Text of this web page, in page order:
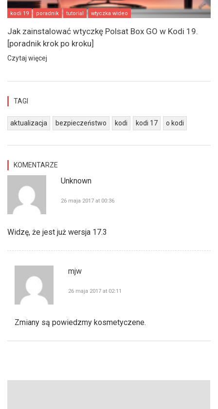
kodi 19 poradnik tutorial wtyczka wideo
Jak zainstalować wtyczkę Polsat Box GO w Kodi 19.
[poradnik krok po kroku]
Czytaj więcej
TAGI
aktualizacja bezpieczeństwo kodi kodi 17 o kodi
KOMENTARZE
Unknown
26 maja 2017 at 00:36
Widzę, że jest już wersja 17.3
mjw
26 maja 2017 at 02:11
Zmiany są powiedzmy kosmetyczene.